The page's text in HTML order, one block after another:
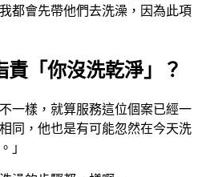
都會先帶他們去洗澡，因為此項
「你沒洗乾淨」？
一樣，就算服務這位個案已經一
同，他也是有可能忽然在今天洗
」